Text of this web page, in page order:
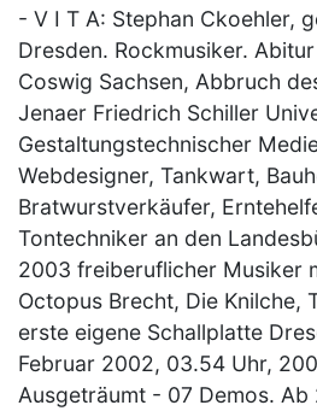
- V I T A: Stephan Ckoehler,
Dresden. Rockmusiker.
Coswig Sachsen, Abbruch
Jenaer Friedrich Schiller
Gestaltungstechnischer
Webdesigner, Tankwart,
Bratwurstverkäufer,
Tontechniker an den
2003 freiberuflicher Musiker
Octopus Brecht, Die Knilche,
erste eigene Schallplatte
Februar 2002, 03.54 Uhr,
Ausgeträumt - 07 Demos. Ab